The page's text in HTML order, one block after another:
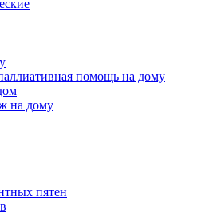
помощь на дому
на дому
пятен